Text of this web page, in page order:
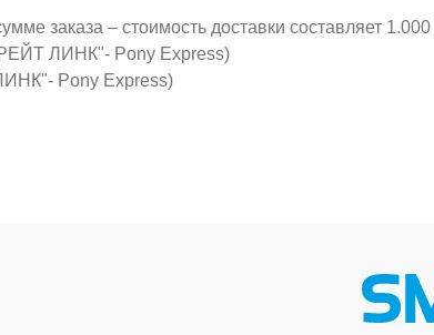
заказа – стоимость доставки составляет
ЛИНК"- Pony Express)
Pony Express)